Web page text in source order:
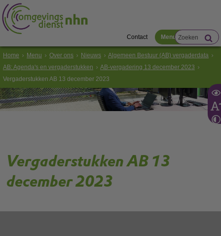
Contact Menu
Home Menu Over ons Nieuws
Algemeen Bestuur (AB) vergaderdata
AB: Agenda's en vergaderstukken
AB-vergadering 13 december 2023
Vergaderstukken AB 13 december 2023
Vergaderstukken AB 13
december 2023